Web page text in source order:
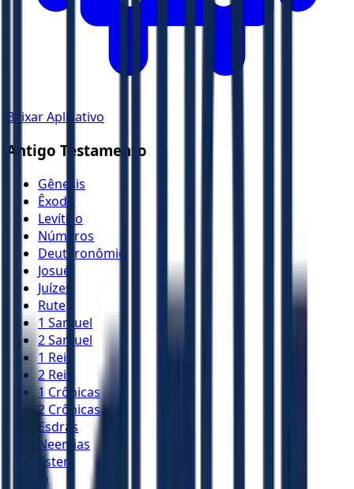
Baixar Aplicativo
Antigo Testamento
Gênesis
Êxodo
Levítico
Números
Deuteronômio
Josué
Juízes
Rute
1 Samuel
2 Samuel
1 Reis
2 Reis
1 Crônicas
2 Crônicas
Esdras
Neemias
Ester
Jó